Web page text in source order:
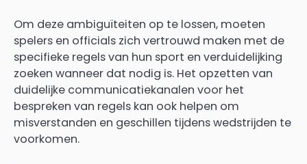
Om deze ambiguïteiten op te lossen, moeten
spelers en officials zich vertrouwd maken met de
specifieke regels van hun sport en verduidelijking
zoeken wanneer dat nodig is. Het opzetten van
duidelijke communicatiekanalen voor het
bespreken van regels kan ook helpen om
misverstanden en geschillen tijdens wedstrijden te
voorkomen.